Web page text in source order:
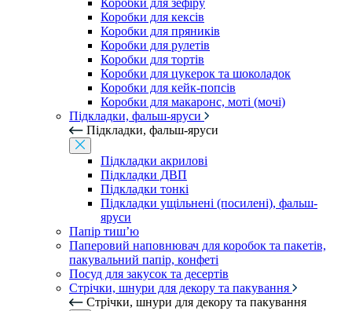
Коробки для зефіру
Коробки для кексів
Коробки для пряників
Коробки для рулетів
Коробки для тортів
Коробки для цукерок та шоколадок
Коробки для кейк-попсів
Коробки для макаронс, моті (мочі)
Підкладки, фальш-яруси
Підкладки, фальш-яруси
Підкладки акрилові
Підкладки ДВП
Підкладки тонкі
Підкладки ущільнені (посилені), фальш-
яруси
Папір тиш’ю
Паперовий наповнювач для коробок та пакетів,
пакувальний папір, конфеті
Посуд для закусок та десертів
Стрічки, шнури для декору та пакування
Стрічки, шнури для декору та пакування